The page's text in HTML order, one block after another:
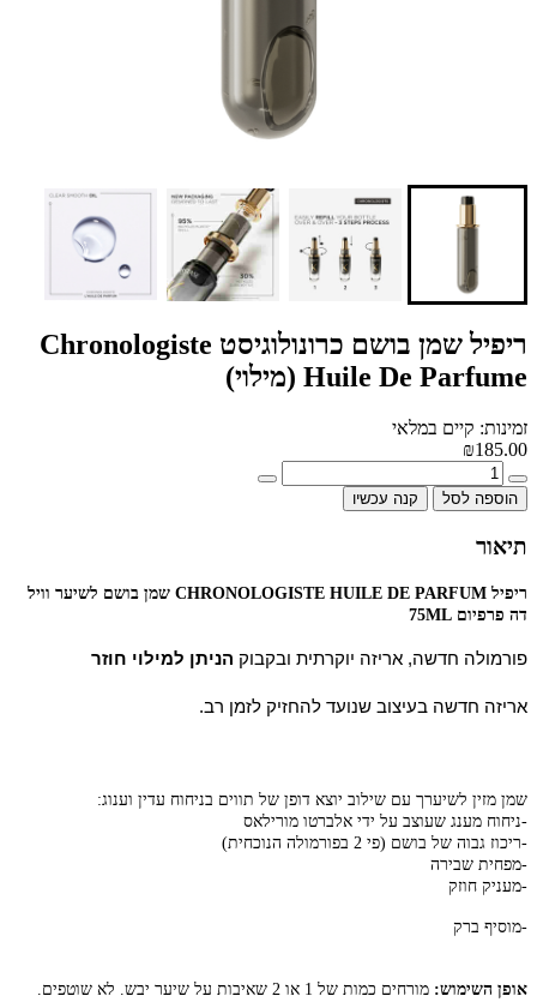
ריפיל שמן בושם כרונולוגיסט Chronologiste
Huile De Parfume (מילוי)
זמינות: קיים במלאי
₪185.00
הוספה לסל קנה עכשיו
תיאור
ריפיל CHRONOLOGISTE HUILE DE PARFUM שמן בושם לשיער וויל
דה פרפיום 75ML
פורמולה חדשה, אריזה יוקרתית ובקבוק הניתן למילוי חוזר
אריזה חדשה בעיצוב שנועד להחזיק לזמן רב.
שמן מזין לשיערך עם שילוב יוצא דופן של תווים בניחוח עדין וענוג:
-ניחוח מענג שעוצב על ידי אלברטו מורילאס
-ריכוז גבוה של בושם (פי 2 בפורמולה הנוכחית)
-מפחית שבירה
-מעניק חוזק
-מוסיף ברק
אופן השימוש: מורחים כמות של 1 או 2 שאיבות על שיער יבש. לא שוטפים.